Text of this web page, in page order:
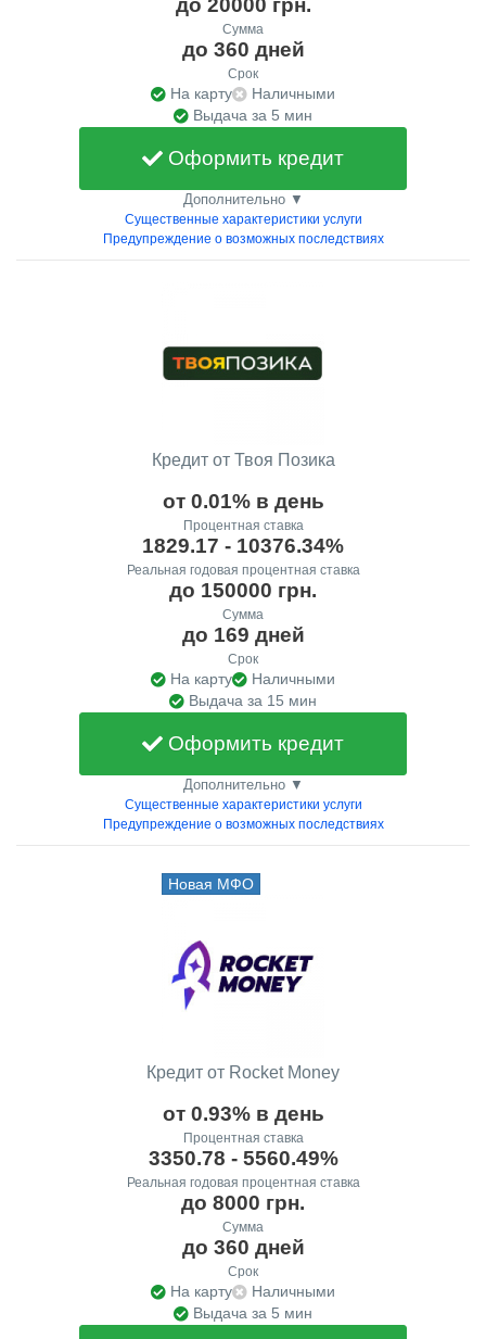
Сумма
до 360 дней
Срок
На карту
Наличными
Выдача за 5 мин
Оформить кредит
Дополнительно ▼
Существенные характеристики услуги
Предупреждение о возможных последствиях
Кредит от Твоя Позика
от 0.01% в день
Процентная ставка
1829.17 - 10376.34%
Реальная годовая процентная ставка
до 150000 грн.
Сумма
до 169 дней
Срок
На карту
Наличными
Выдача за 15 мин
Оформить кредит
Дополнительно ▼
Существенные характеристики услуги
Предупреждение о возможных последствиях
Новая МФО
Кредит от Rocket Money
от 0.93% в день
Процентная ставка
3350.78 - 5560.49%
Реальная годовая процентная ставка
до 8000 грн.
Сумма
до 360 дней
Срок
На карту
Наличными
Выдача за 5 мин